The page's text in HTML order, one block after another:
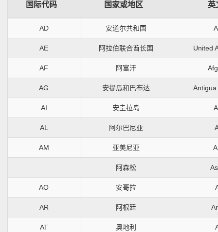
国际代码 国家或地区 英
AD 安道尔共和国
AE 阿拉伯联合酋长国 United
AF 阿富汗
AG 安提瓜和巴布达
AI 安圭拉岛
AL 阿尔巴尼亚
AM 亚美尼亚
阿森松
AO 安哥拉
AR 阿根廷
AT 奥地利